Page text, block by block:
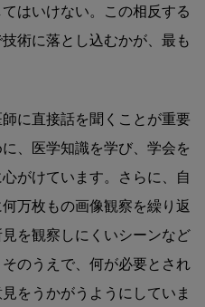
はいけない。この相反する
術に落とし込むかが、最も
に直接話を聞くことが重要
、医学知識を学び、学会を
がけています。さらに、自
万枚もの画像観察を繰り返
を観察しにくいシーンなど
のうえで、何が必要とされ
をうかがうようにしていま